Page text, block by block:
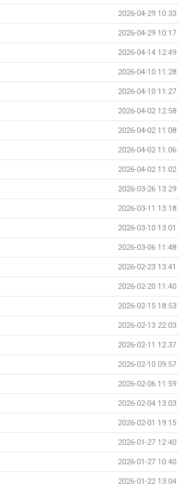
2026-04-29 10:33
2026-04-29 10:17
2026-04-14 12:49
2026-04-10 11:28
2026-04-10 11:27
2026-04-02 12:58
2026-04-02 11:08
2026-04-02 11:06
2026-04-02 11:02
2026-03-26 13:29
2026-03-11 13:18
2026-03-10 13:01
2026-03-06 11:48
2026-02-23 13:41
2026-02-20 11:40
2026-02-15 18:53
2026-02-13 22:03
2026-02-11 12:37
2026-02-10 09:57
2026-02-06 11:59
2026-02-04 13:03
2026-02-01 19:15
2026-01-27 12:40
2026-01-27 10:40
2026-01-22 13:04